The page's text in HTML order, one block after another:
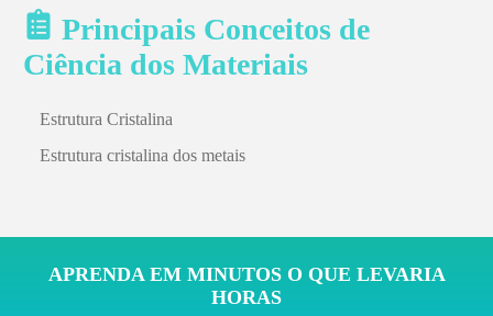
Principais Conceitos de
Ciência dos Materiais
Estrutura Cristalina
Estrutura cristalina dos metais
APRENDA EM MINUTOS O QUE LEVARIA
HORAS